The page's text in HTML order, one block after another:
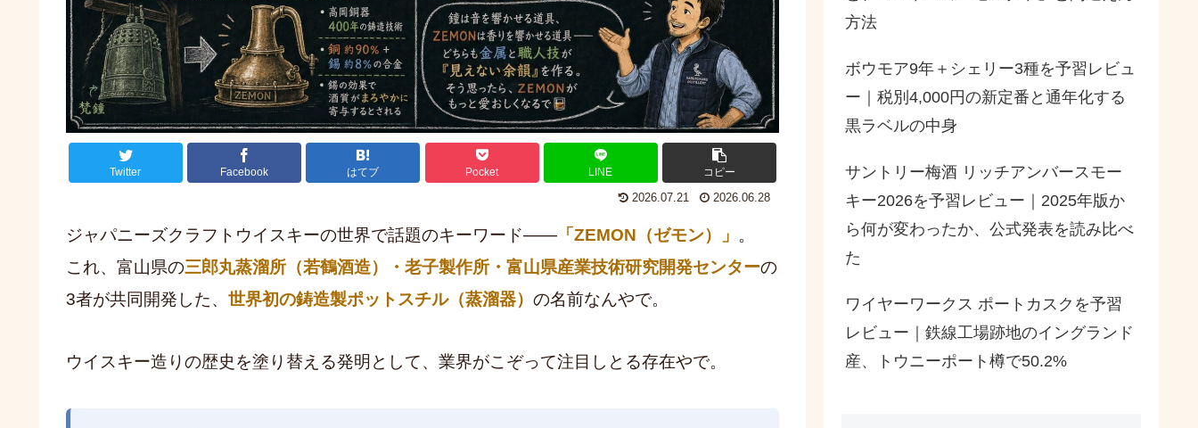
Twitter Facebook はてブ Pocket LINE コピー
2026.07.21 2026.06.28
ジャパニーズクラフトウイスキーの世界で話題のキーワード—— 「ZEMON（ゼモン）」 。
これ、富山県の三郎丸蒸溜所（若鶴酒造）・老子製作所・富山県産業技術研究開発センターの
3者が共同開発した、 世界初の鋳造製ポットスチル（蒸溜器） の名前なんやで。
ウイスキー造りの歴史を塗り替える発明として、業界がこぞって注目しとる存在やで。
方法
ボウモア9年＋シェリー3種を予習レビュ
ー｜税別4,000円の新定番と通年化する
黒ラベルの中身
サントリー梅酒 リッチアンバースモー
キー2026を予習レビュー｜2025年版か
ら何が変わったか、公式発表を読み比べ
た
ワイヤーワークス ポートカスクを予習
レビュー｜鉄線工場跡地のイングランド
産、トウニーポート樽で50.2%